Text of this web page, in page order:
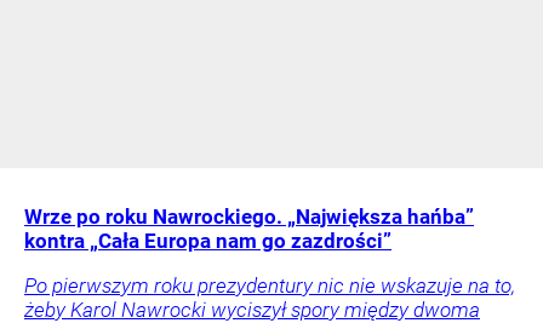
Wrze po roku Nawrockiego. „Największa hańba”
kontra „Cała Europa nam go zazdrości”
Po pierwszym roku prezydentury nic nie wskazuje na to,
żeby Karol Nawrocki wyciszył spory między dwoma